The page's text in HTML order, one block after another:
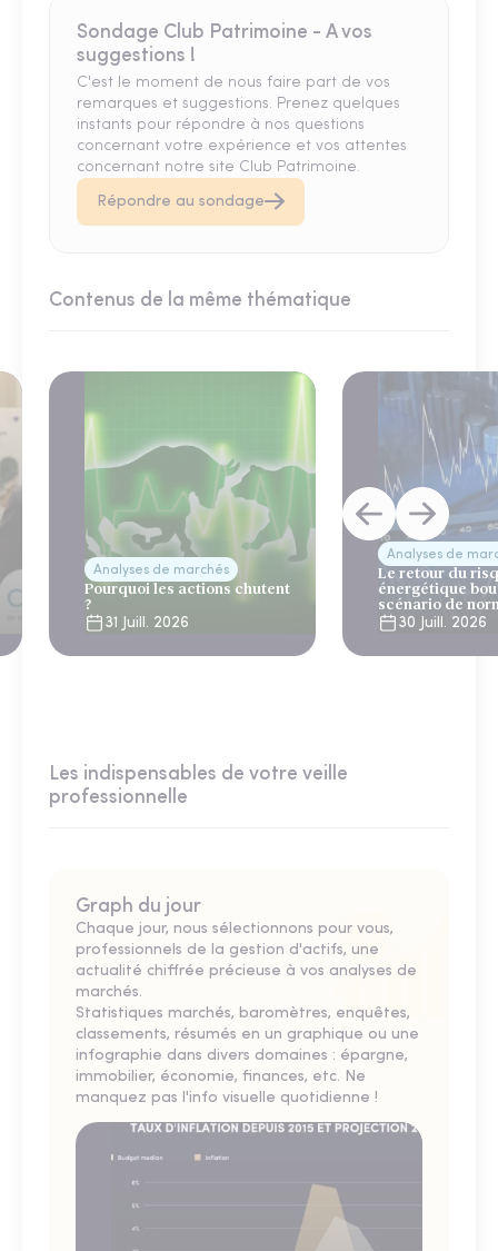
Sondage Club Patrimoine - A vos
suggestions !
C'est le moment de nous faire part de vos
remarques et suggestions. Prenez quelques
instants pour répondre à nos questions
concernant votre expérience et vos attentes
concernant notre site Club Patrimoine.
Répondre au sondage
Contenus de la même thématique
Analyses de marchés
Pourquoi les actions chutent
?
31 Juill. 2026
Analyses de
Le retour du
énergétique
scénario de
30 Juill. 2026
Les indispensables de votre veille
professionnelle
Graph du jour
Chaque jour, nous sélectionnons pour vous,
professionnels de la gestion d'actifs, une
actualité chiffrée précieuse à vos analyses de
marchés.
Statistiques marchés, baromètres, enquêtes,
classements, résumés en un graphique ou une
infographie dans divers domaines : épargne,
immobilier, économie, finances, etc. Ne
manquez pas l'info visuelle quotidienne !